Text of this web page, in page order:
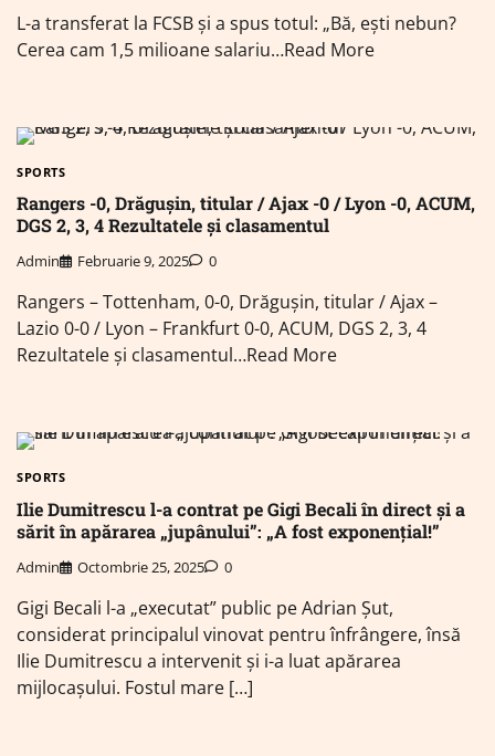
L-a transferat la FCSB și a spus totul: „Bă, ești nebun?
Cerea cam 1,5 milioane salariu…Read More
SPORTS
Rangers -0, Drăgușin, titular / Ajax -0 / Lyon -0, ACUM,
DGS 2, 3, 4 Rezultatele și clasamentul
Admin Februarie 9, 2025 0
Rangers – Tottenham, 0-0, Drăgușin, titular / Ajax –
Lazio 0-0 / Lyon – Frankfurt 0-0, ACUM, DGS 2, 3, 4
Rezultatele și clasamentul…Read More
SPORTS
Ilie Dumitrescu l-a contrat pe Gigi Becali în direct și a
sărit în apărarea „jupânului”: „A fost exponențial!”
Admin Octombrie 25, 2025 0
Gigi Becali l-a „executat” public pe Adrian Șut,
considerat principalul vinovat pentru înfrângere, însă
Ilie Dumitrescu a intervenit și i-a luat apărarea
mijlocașului. Fostul mare […]